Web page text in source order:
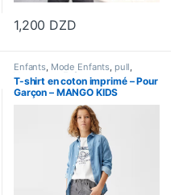
Les options peuvent être
1,200 DZD
Ce produit a plusieurs
Enfants Mode Enfants pull
Vetements Enfants
T-shirt en coton imprimé – Pour
Garçon – MANGO KIDS